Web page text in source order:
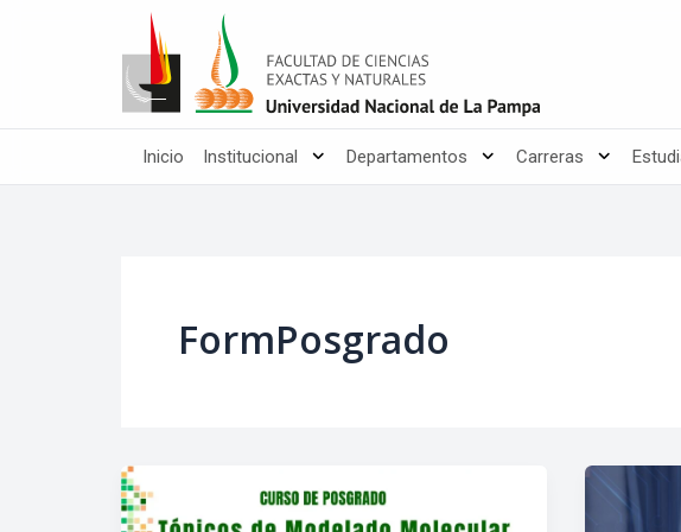
Inicio Institucional Departamentos Carreras
FormPosgrado